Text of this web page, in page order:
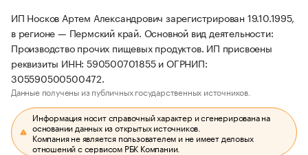
ИП Носков Артем Александрович зарегистрирован 19.10.1995,
в регионе — Пермский край. Основной вид деятельности:
Производство прочих пищевых продуктов. ИП присвоены
реквизиты ИНН: 590500701855 и ОГРНИП:
305590500500472.
Данные получены из публичных государственных источников.
Информация носит справочный характер и сгенерирована на
основании данных из открытых источников.
Компания не является пользователем и не имеет деловых
отношений с сервисом РБК Компании.